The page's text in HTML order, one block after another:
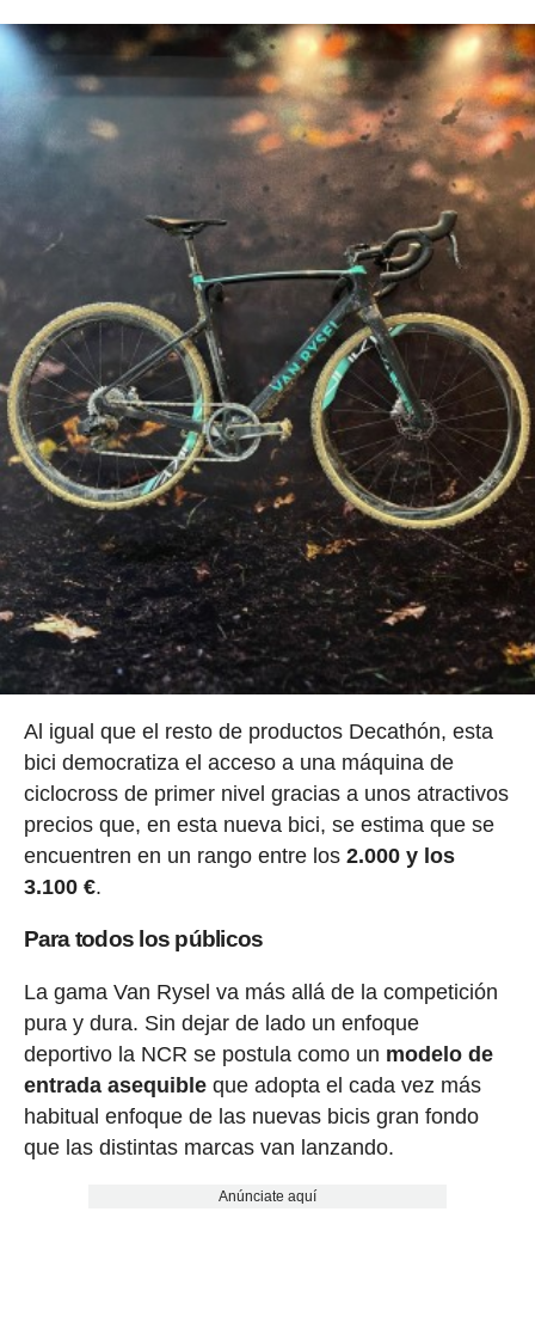
Al igual que el resto de productos Decathón, esta
bici democratiza el acceso a una máquina de
ciclocross de primer nivel gracias a unos atractivos
precios que, en esta nueva bici, se estima que se
encuentren en un rango entre los 2.000 y los
3.100 €.
Para todos los públicos
La gama Van Rysel va más allá de la competición
pura y dura. Sin dejar de lado un enfoque
deportivo la NCR se postula como un modelo de
entrada asequibleque adopta el cada vez más
habitual enfoque de las nuevas bicis gran fondo
que las distintas marcas van lanzando.
Anúnciate aquí